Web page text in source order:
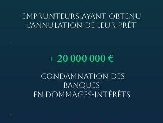
EMPRUNTEURS AYANT OBTENU
L'ANNULATION DE LEUR PRÊT
+20 000 000€
CONDAMNATION DES
BANQUES
EN DOMMAGES-INTÉRÊTS